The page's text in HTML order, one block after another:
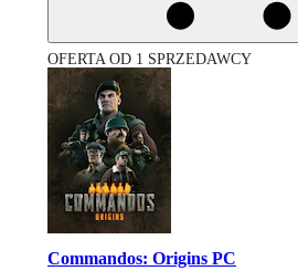
OFERTA OD 1 SPRZEDAWCY
Commandos: Origins PC